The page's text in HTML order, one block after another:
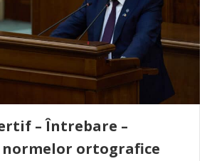
– Întrebare –
normelor ortografice